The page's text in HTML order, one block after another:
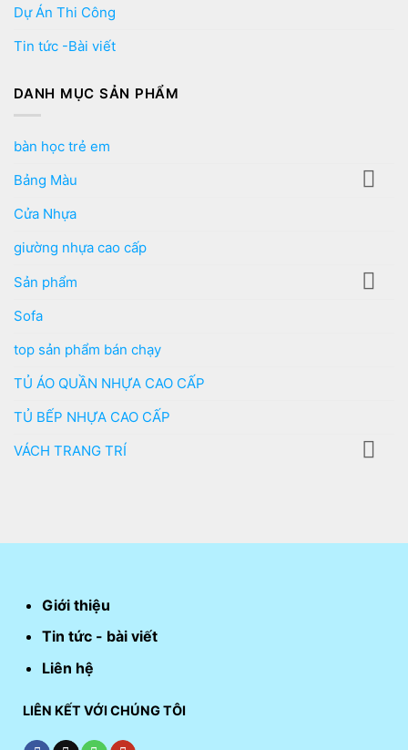
Dự Án Thi Công
Tin tức -Bài viết
DANH MỤC SẢN PHẨM
bàn học trẻ em
Bảng Màu
Cửa Nhựa
giường nhựa cao cấp
Sản phẩm
Sofa
top sản phẩm bán chạy
TỦ ÁO QUẦN NHỰA CAO CẤP
TỦ BẾP NHỰA CAO CẤP
VÁCH TRANG TRÍ
Giới thiệu
Tin tức - bài viết
Liên hệ
LIÊN KẾT VỚI CHÚNG TÔI